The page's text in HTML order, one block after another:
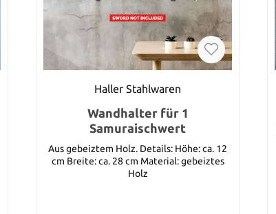
Haller Stahlwaren
Wandhalter für 1
Samuraischwert
Aus gebeiztem Holz. Details: Höhe: ca. 12
cm Breite: ca. 28 cm Material: gebeiztes
Holz